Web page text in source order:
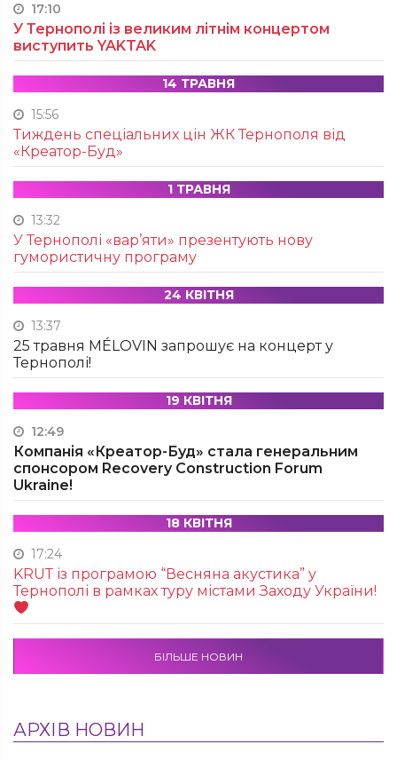
17:10
У Тернополі із великим літнім концертом
виступить YAKTAK
14 ТРАВНЯ
15:56
Тиждень спеціальних цін ЖК Тернополя від
«Креатор-Буд»
1 ТРАВНЯ
13:32
У Тернополі «вар’яти» презентують нову
гумористичну програму
24 КВІТНЯ
13:37
25 травня MÉLOVIN запрошує на концерт у
Тернополі!
19 КВІТНЯ
12:49
Компанія «Креатор-Буд» стала генеральним
спонсором Recovery Construction Forum
Ukraine!
18 КВІТНЯ
17:24
KRUТ із програмою “Весняна акустика” у
Тернополі в рамках туру містами Заходу України!
БІЛЬШЕ НОВИН
АРХІВ НОВИН